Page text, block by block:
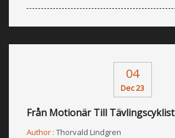
04
Dec 23
Från Motionär Till Tävlingscyklist
Author : Thorvald Lindgren